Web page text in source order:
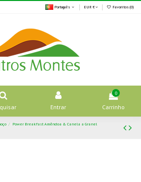
Português EUR € Favoritos (0)
Entrar
0
Carrinho
Power Breakfast Amêndoa & Canela a Granel